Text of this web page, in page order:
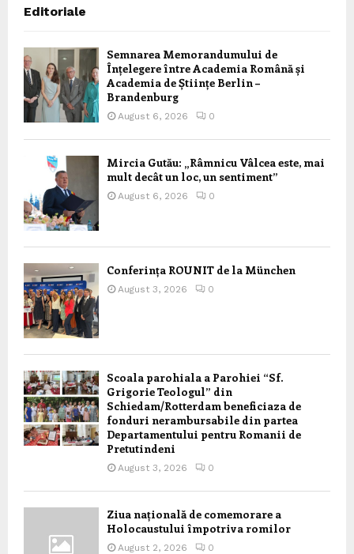
Editoriale
Semnarea Memorandumului de
Înțelegere între Academia Română și
Academia de Științe Berlin –
Brandenburg
August 6, 2026 0
Mircia Gutău: „Râmnicu Vâlcea este, mai
mult decât un loc, un sentiment”
August 6, 2026 0
Conferința ROUNIT de la München
August 3, 2026 0
Scoala parohiala a Parohiei “Sf.
Grigorie Teologul” din
Schiedam/Rotterdam beneficiaza de
fonduri nerambursabile din partea
Departamentului pentru Romanii de
Pretutindeni
August 3, 2026 0
Ziua națională de comemorare a
Holocaustului împotriva romilor
August 2, 2026 0